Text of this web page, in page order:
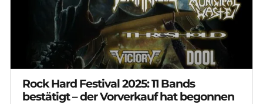
Rock Hard Festival 2025: 11 Bands
bestätigt – der Vorverkauf hat begonnen